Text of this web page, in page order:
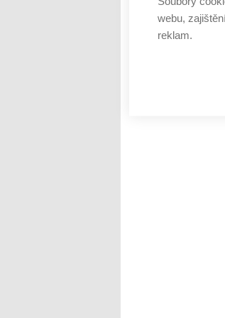
webu,
reklam.